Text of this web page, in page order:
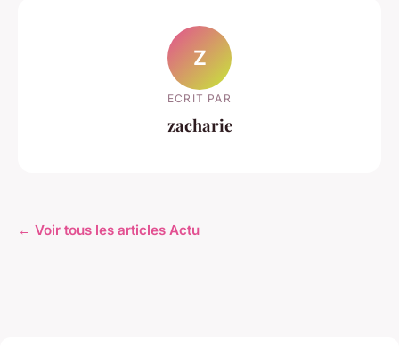
Z
ECRIT PAR
zacharie
← Voir tous les articles Actu